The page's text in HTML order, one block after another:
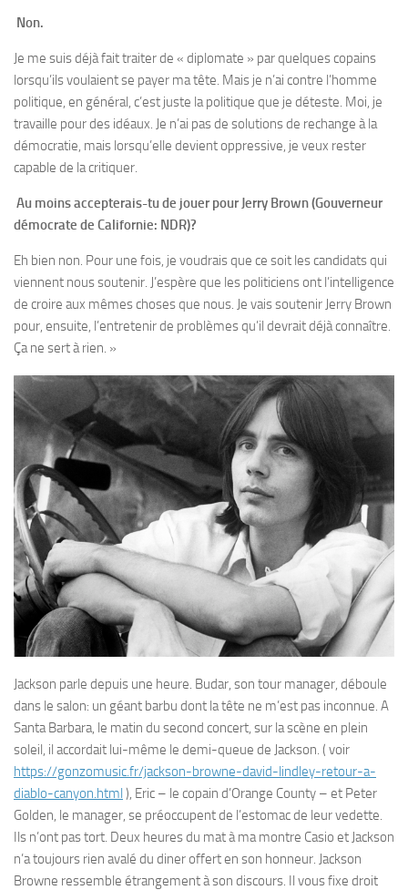
Non.
Je me suis déjà fait traiter de « diplomate » par quelques copains
lorsqu’ils voulaient se payer ma tête. Mais je n’ai contre l’homme
politique, en général, c’est juste la politique que je déteste. Moi, je
travaille pour des idéaux. Je n’ai pas de solutions de rechange à la
démocratie, mais lorsqu’elle devient oppressive, je veux rester
capable de la critiquer.
Au moins accepterais-tu de jouer pour Jerry Brown (Gouverneur
démocrate de Californie: NDR)?
Eh bien non. Pour une fois, je voudrais que ce soit les candidats qui
viennent nous soutenir. J’espère que les politiciens ont l’intelligence
de croire aux mêmes choses que nous. Je vais soutenir Jerry Brown
pour, ensuite, l’entretenir de problèmes qu’il devrait déjà connaître.
Ça ne sert à rien. »
Jackson parle depuis une heure. Budar, son tour manager, déboule
dans le salon: un géant barbu dont la tête ne m’est pas inconnue. A
Santa Barbara, le matin du second concert, sur la scène en plein
soleil, il accordait lui-même le demi-queue de Jackson. ( voir
https://gonzomusic.fr/jackson-browne-david-lindley-retour-a-
diablo-canyon.html ), Eric – le copain d’Orange County – et Peter
Golden, le manager, se préoccupent de l’estomac de leur vedette.
Ils n’ont pas tort. Deux heures du mat à ma montre Casio et Jackson
n’a toujours rien avalé du diner offert en son honneur. Jackson
Browne ressemble étrangement à son discours. Il vous fixe droit